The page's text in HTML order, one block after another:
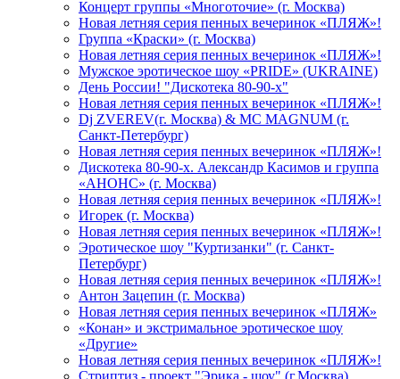
Концерт группы «Многоточие» (г. Москва)
Новая летняя серия пенных вечеринок «ПЛЯЖ»!
Группа «Краски» (г. Москва)
Новая летняя серия пенных вечеринок «ПЛЯЖ»!
Мужское эротическое шоу «PRIDE» (UKRAINE)
День России! "Дискотека 80-90-х"
Новая летняя серия пенных вечеринок «ПЛЯЖ»!
Dj ZVEREV(г. Москва) & MC MAGNUM (г.
Санкт-Петербург)
Новая летняя серия пенных вечеринок «ПЛЯЖ»!
Дискотека 80-90-х. Александр Касимов и группа
«АНОНС» (г. Москва)
Новая летняя серия пенных вечеринок «ПЛЯЖ»!
Игорек (г. Москва)
Новая летняя серия пенных вечеринок «ПЛЯЖ»!
Эротическое шоу "Куртизанки" (г. Санкт-
Петербург)
Новая летняя серия пенных вечеринок «ПЛЯЖ»!
Антон Зацепин (г. Москва)
Новая летняя серия пенных вечеринок «ПЛЯЖ»
«Конан» и экстримальное эротическое шоу
«Другие»
Новая летняя серия пенных вечеринок «ПЛЯЖ»!
Стриптиз - проект "Эрика - шоу" (г.Москва)